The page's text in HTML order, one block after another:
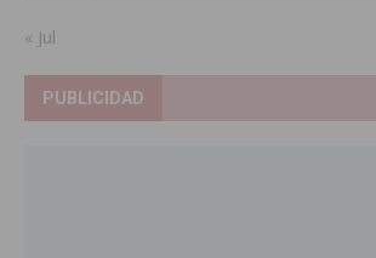
« Jul
PUBLICIDAD